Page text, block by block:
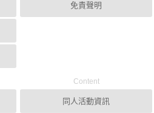
免責聲明
Content
同人活動資訊